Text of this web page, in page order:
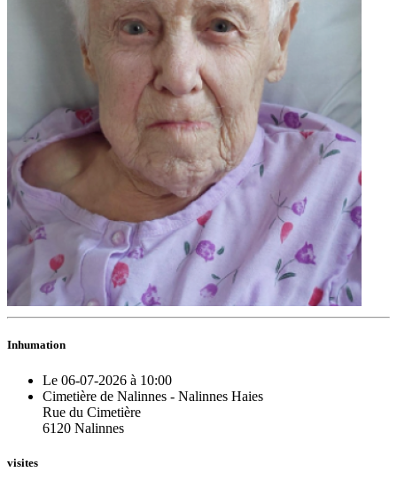
Inhumation
Le 06-07-2026 à 10:00
Cimetière de Nalinnes - Nalinnes Haies
Rue du Cimetière
6120 Nalinnes
visites